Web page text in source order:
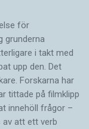
för
grunderna
i takt med
upp den. Det
Forskarna har
tittade på filmklipp
innehöll frågor –
att ett verb